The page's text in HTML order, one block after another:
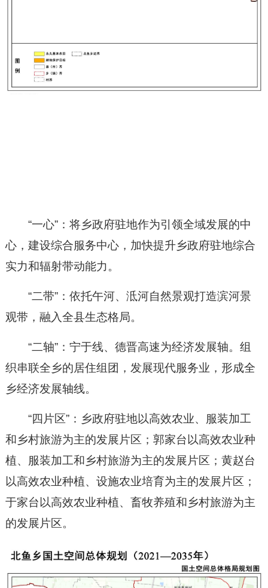
“一心”：将乡政府驻地作为引领全域发展的中
心，建设综合服务中心，加快提升乡政府驻地综合
实力和辐射带动能力。
“二带”：依托午河、泜河自然景观打造滨河景
观带，融入全县生态格局。
“二轴”：宁于线、德晋高速为经济发展轴。组
织串联全乡的居住组团，发展现代服务业，形成全
乡经济发展轴线。
“四片区”：乡政府驻地以高效农业、服装加工
和乡村旅游为主的发展片区；郭家台以高效农业种
植、服装加工和乡村旅游为主的发展片区；黄赵台
以高效农业种植、设施农业培育为主的发展片区；
于家台以高效农业种植、畜牧养殖和乡村旅游为主
的发展片区。